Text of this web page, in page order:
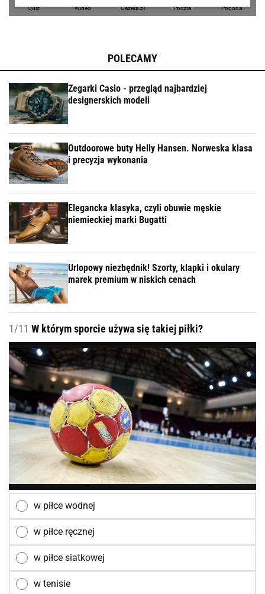
POLECAMY
Zegarki Casio - przegląd najbardziej
designerskich modeli
Outdoorowe buty Helly Hansen. Norweska klasa
i precyzja wykonania
Elegancka klasyka, czyli obuwie męskie
niemieckiej marki Bugatti
Urlopowy niezbędnik! Szorty, klapki i okulary
marek premium w niskich cenach
1/11 W którym sporcie używa się takiej piłki?
w piłce wodnej
w piłce ręcznej
w piłce siatkowej
w tenisie